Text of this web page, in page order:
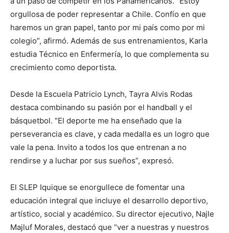
orgullosa de poder representar a Chile. Confío en que
haremos un gran papel, tanto por mi país como por mi
colegio”, afirmó. Además de sus entrenamientos, Karla
estudia Técnico en Enfermería, lo que complementa su
crecimiento como deportista.
Desde la Escuela Patricio Lynch, Tayra Alvis Rodas
destaca combinando su pasión por el handball y el
básquetbol. “El deporte me ha enseñado que la
perseverancia es clave, y cada medalla es un logro que
vale la pena. Invito a todos los que entrenan a no
rendirse y a luchar por sus sueños”, expresó.
El SLEP Iquique se enorgullece de fomentar una
educación integral que incluye el desarrollo deportivo,
artístico, social y académico. Su director ejecutivo, Najle
Majluf Morales, destacó que “ver a nuestras y nuestros